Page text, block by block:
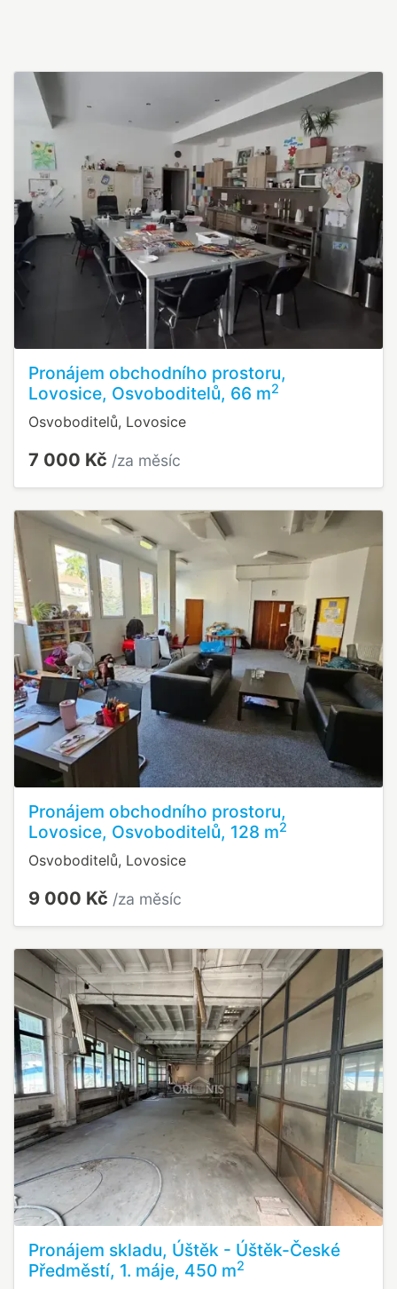
Pronájem obchodního prostoru,
Lovosice, Osvoboditelů, 66 m2
Osvoboditelů, Lovosice
7 000 Kč /za měsíc
Pronájem obchodního prostoru,
Lovosice, Osvoboditelů, 128 m2
Osvoboditelů, Lovosice
9 000 Kč /za měsíc
Pronájem skladu, Úštěk - Úštěk-České
Předměstí, 1. máje, 450 m2